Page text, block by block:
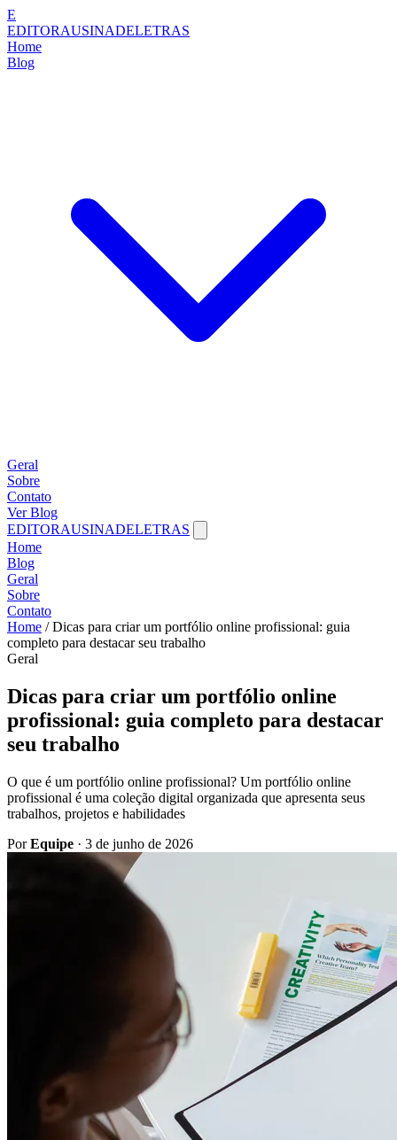
E
EDITORAUSINADELETRAS
Home
Blog
Geral
Sobre
Contato
Ver Blog
EDITORAUSINADELETRAS
Home
Blog
Geral
Sobre
Contato
Home / Dicas para criar um portfólio online profissional: guia
completo para destacar seu trabalho
Geral
Dicas para criar um portfólio online
profissional: guia completo para destacar
seu trabalho
O que é um portfólio online profissional? Um portfólio online
profissional é uma coleção digital organizada que apresenta seus
trabalhos, projetos e habilidades
PorEquipe · 3 de junho de 2026